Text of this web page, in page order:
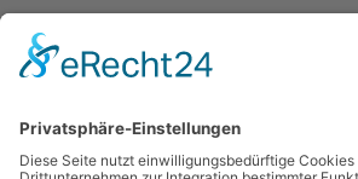
Für Anlagenbauer
» Angebotsanfragen
Links